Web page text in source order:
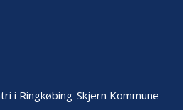
i Ringkøbing-Skjern Kommune